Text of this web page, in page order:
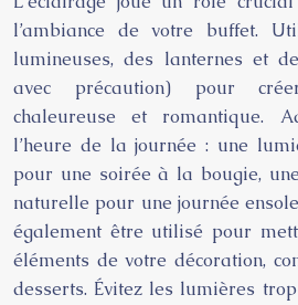
l’ambiance de votre buffet.
lumineuses, des lanternes et
avec précaution) pour
chaleureuse et romantique.
l’heure de la journée : une
pour une soirée à la bougie,
naturelle pour une journée
également être utilisé pour
éléments de votre décoration,
desserts. Évitez les lumières